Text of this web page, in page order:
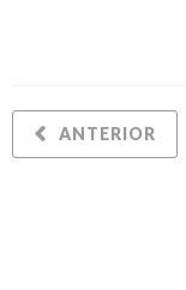
ANTERIOR